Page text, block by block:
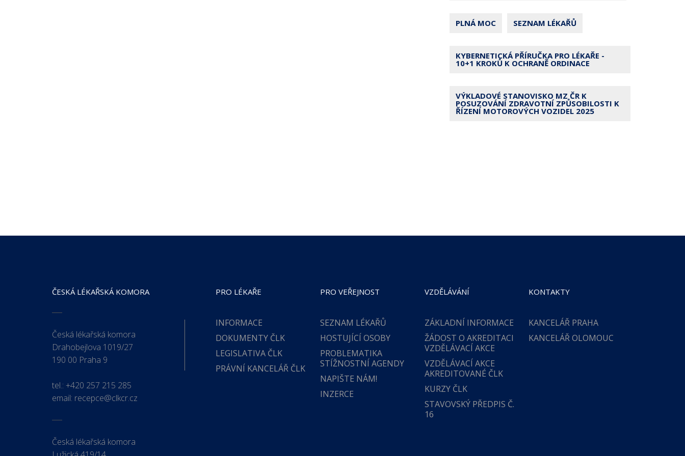
PLNÁ MOC SEZNAM LÉKAŘŮ
KYBERNETICKÁ PŘÍRUČKA PRO LÉKAŘE -
10+1 KROKŮ K OCHRANĚ ORDINACE
VÝKLADOVÉ STANOVISKO MZ ČR K
POSUZOVÁNÍ ZDRAVOTNÍ ZPŮSOBILOSTI K
ŘÍZENÍ MOTOROVÝCH VOZIDEL 2025
ČESKÁ LÉKAŘSKÁ KOMORA
Česká lékařská komora
Drahobejlova 1019/27
190 00 Praha 9
tel.: +420 257 215 285
email: recepce@clkcr.cz
Česká lékařská komora
PRO LÉKAŘE
INFORMACE
DOKUMENTY ČLK
LEGISLATIVA ČLK
PRÁVNÍ KANCELÁŘ ČLK
PRO VEŘEJNOST
SEZNAM LÉKAŘŮ
HOSTUJÍCÍ OSOBY
PROBLEMATIKA
STÍŽNOSTNÍ AGENDY
NAPIŠTE NÁM!
INZERCE
VZDĚLÁVÁNÍ
ZÁKLADNÍ INFORMACE
ŽÁDOST O AKREDITACI
VZDĚLÁVACÍ AKCE
VZDĚLÁVACÍ AKCE
AKREDITOVANÉ ČLK
KURZY ČLK
STAVOVSKÝ PŘEDPIS Č.
16
KONTAKTY
KANCELÁŘ PRAHA
KANCELÁŘ OLOMOUC